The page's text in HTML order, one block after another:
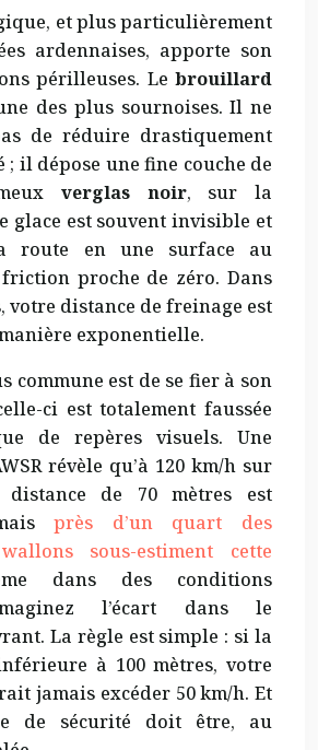
et plus particulièrement
ardennaises, apporte son
périlleuses. Le brouillard
des plus sournoises. Il ne
de réduire drastiquement
il dépose une fine couche de
verglas noir, sur la
glace est souvent invisible et
route en une surface au
proche de zéro. Dans
votre distance de freinage est
exponentielle.
commune est de se fier à son
ci est totalement faussée
de repères visuels. Une
révèle qu’à 120 km/h sur
de 70 mètres est
près d’un quart des
sous-estiment cette
dans des conditions
l’écart dans le
La règle est simple : si la
à 100 mètres, votre
jamais excéder 50 km/h. Et
de sécurité doit être, au